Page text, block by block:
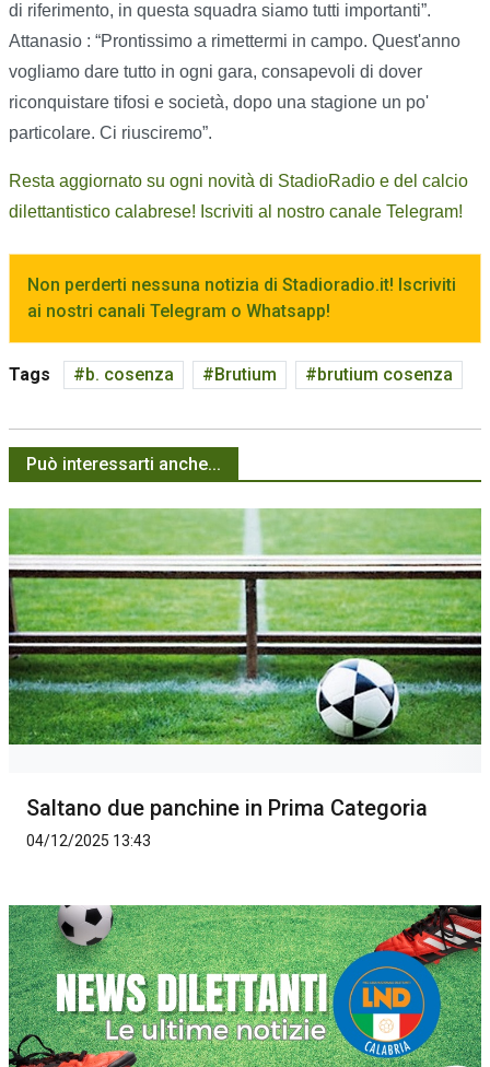
di riferimento, in questa squadra siamo tutti importanti”.
Attanasio : “Prontissimo a rimettermi in campo. Quest'anno
vogliamo dare tutto in ogni gara, consapevoli di dover
riconquistare tifosi e società, dopo una stagione un po'
particolare. Ci riusciremo”.
Resta aggiornato su ogni novità di StadioRadio e del calcio
dilettantistico calabrese! Iscriviti al nostro canale Telegram!
Non perderti nessuna notizia di Stadioradio.it! Iscriviti
ai nostri canali Telegram o Whatsapp!
Tags b. cosenza Brutium brutium cosenza
Può interessarti anche...
Saltano due panchine in Prima Categoria
04/12/2025 13:43